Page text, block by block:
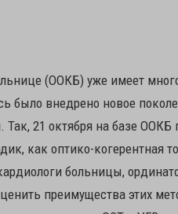
(ООКБ) уже имеет
было внедрено новое
21 октября на базе ООКБ
как оптико-когерентная
больницы,
преимущества этих